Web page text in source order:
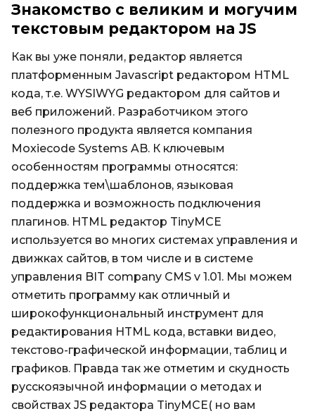
Знакомство с великим и могучим
текстовым редактором на JS
Как вы уже поняли, редактор является
платформенным Javascript редактором HTML
кода, т.е. WYSIWYG редактором для сайтов и
веб приложений. Разработчиком этого
полезного продукта является компания
Moxiecode Systems AB. К ключевым
особенностям программы относятся:
поддержка тем\шаблонов, языковая
поддержка и возможность подключения
плагинов. HTML редактор TinyMCE
используется во многих системах управления и
движках сайтов, в том числе и в системе
управления BIT company CMS v 1.01. Мы можем
отметить программу как отличный и
широкофункциональный инструмент для
редактирования HTML кода, вставки видео,
текстово-графической информации, таблиц и
графиков. Правда так же отметим и скудность
русскоязычной информации о методах и
свойствах JS редактора TinyMCE( но вам